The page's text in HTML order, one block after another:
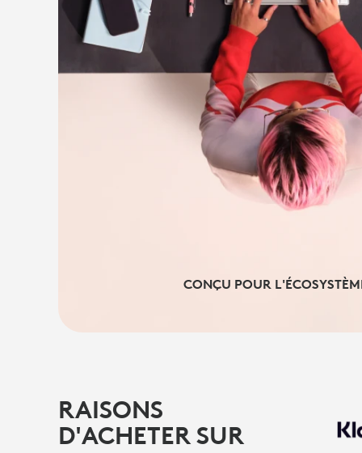
CONÇU POUR
CONÇU POUR
RAISONS
D'ACHETER SUR